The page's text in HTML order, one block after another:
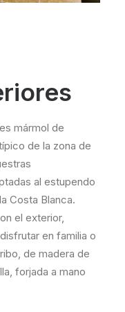
mármol de
de la zona de
al estupendo
Costa Blanca.
el exterior,
en familia o
de madera de
forjada a mano